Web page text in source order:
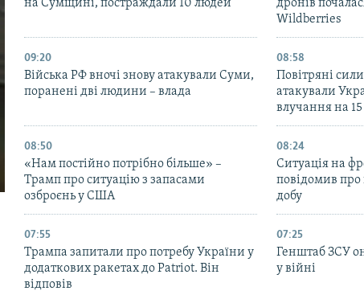
на Сумщині, постраждали 10 людей
дронів
Wildberries
09:20
Війська РФ вночі знову атакували Суми,
поранені дві людини – влада
08:58
Повітряні
атакували
влучання на 15
08:50
«Нам постійно потрібно більше» –
Трамп про ситуацію з запасами
озброєнь у США
08:24
Ситуація на
повідомив про
добу
07:55
Трампа запитали про потребу України у
додаткових ракетах до Patriot. Він
відповів
07:25
Генштаб ЗСУ
у війні